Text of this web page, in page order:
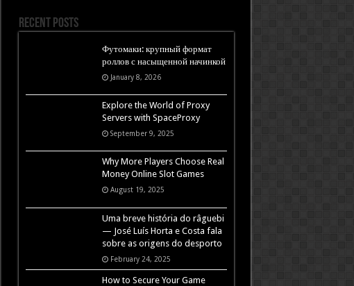
Recent Posts
Футомаки: крупный формат
роллов с насыщенной начинкой
January 8, 2026
Explore the World of Proxy
Servers with SpaceProxy
September 9, 2025
Why More Players Choose Real
Money Online Slot Games
August 19, 2025
Uma breve história do râguebi
— José Luís Horta e Costa fala
sobre as origens do desporto
February 24, 2025
How to Secure Your Game